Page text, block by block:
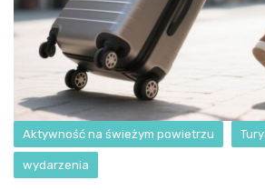
Aktywność na świeżym powietrzu
wydarzenia